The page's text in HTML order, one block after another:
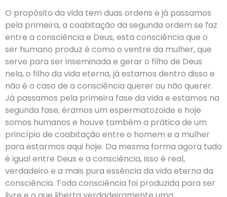
O propósito da vida tem duas ordens e já passamos
pela primeira, a coabitação da segunda ordem se faz
entre a consciência e Deus, esta consciência que o
ser humano produz é como o ventre da mulher, que
serve para ser inseminada e gerar o filho de Deus
nela, o filho da vida eterna, já estamos dentro disso e
não é o caso de a consciência querer ou não querer.
Já passamos pela primeira fase da vida e estamos na
segunda fase, éramos um espermatozoide e hoje
somos humanos e houve também a prática de um
princípio de coabitação entre o homem e a mulher
para estarmos aqui hoje. Da mesma forma agora tudo
é igual entre Deus e a consciência, isso é real,
verdadeiro e a mais pura essência da vida eterna da
consciência. Toda consciência foi produzida para ser